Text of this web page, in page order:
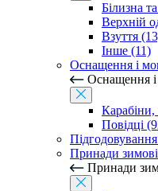
Білизна
Верхній
Взуття
Інше (11)
Оснащення і
Оснащення
Карабіни,
Повідці
Принади
Принади